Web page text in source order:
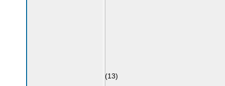
(13)